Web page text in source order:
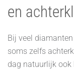
en
Bij veel
soms zelfs
dag natuurlijk ook